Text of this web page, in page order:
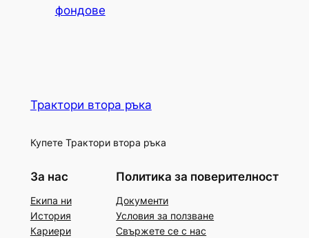
фондове
Трактори втора ръка
Купете Трактори втора ръка
За нас
Екипа ни
История
Кариери
Политика за поверителност
Документи
Условия за ползване
Свържете се с нас